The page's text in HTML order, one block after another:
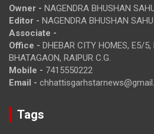
Owner - NAGENDRA BHUSHAN
Editor - NAGENDRA BHUSHAN SAHU
Associate -
Office - DHEBAR CITY HOMES, E5/5,
BHATAGAON, RAIPUR C.G.
Mobile - 7415550222
Email -
Tags